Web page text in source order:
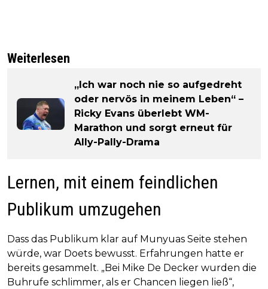
Weiterlesen
„Ich war noch nie so aufgedreht
oder nervös in meinem Leben“ –
Ricky Evans überlebt WM-
Marathon und sorgt erneut für
Ally-Pally-Drama
Lernen, mit einem feindlichen
Publikum umzugehen
Dass das Publikum klar auf Munyuas Seite stehen
würde, war Doets bewusst. Erfahrungen hatte er
bereits gesammelt. „Bei Mike De Decker wurden die
Buhrufe schlimmer, als er Chancen liegen ließ“,